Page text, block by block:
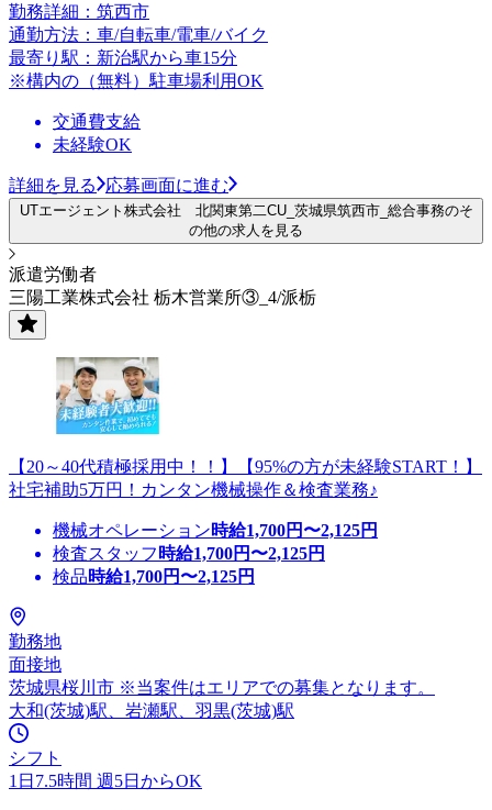
勤務詳細：筑西市
通勤方法：車/自転車/電車/バイク
最寄り駅：新治駅から車15分
※構内の（無料）駐車場利用OK
交通費支給
未経験OK
詳細を見る 応募画面に進む
UTエージェント株式会社 北関東第二CU_茨城県筑西市_総合事務のそ
の他の求人を見る
派遣労働者
三陽工業株式会社 栃木営業所③_4/派栃
【20～40代積極採用中！！】【95%の方が未経験START！】
社宅補助5万円！カンタン機械操作＆検査業務♪
機械オペレーション時給1,700円〜2,125円
検査スタッフ 時給1,700円〜2,125円
検品時給1,700円〜2,125円
勤務地
面接地
茨城県桜川市 ※当案件はエリアでの募集となります。
大和(茨城)駅、岩瀬駅、羽黒(茨城)駅
シフト
1日7.5時間 週5日からOK